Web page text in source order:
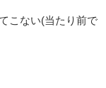
こない(当たり前で